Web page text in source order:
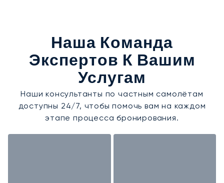
Наша Команда
Экспертов К Вашим
Услугам
Наши консультанты по частным самолётам
доступны 24/7, чтобы помочь вам на каждом
этапе процесса бронирования.